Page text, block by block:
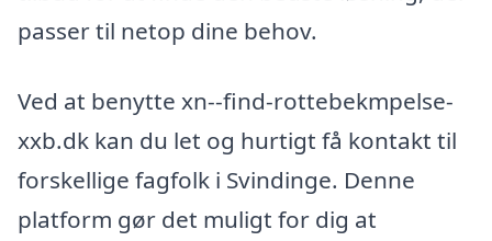
passer til netop dine behov.
Ved at benytte xn--find-rottebekmpelse-
xxb.dk kan du let og hurtigt få kontakt til
forskellige fagfolk i Svindinge. Denne
platform gør det muligt for dig at